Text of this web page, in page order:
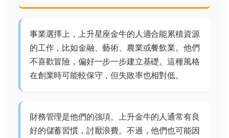
事業選擇上，上升星座金牛的人適合能累積資源
的工作，比如金融、藝術、農業或餐飲業。他們
不喜歡冒險，偏好一步一步建立基礎。這種風格
在創業時可能較保守，但失敗率也相對低。
財務管理是他們的強項。上升金牛的人通常有良
好的儲蓄習慣，討厭浪費。不過，他們也可能因